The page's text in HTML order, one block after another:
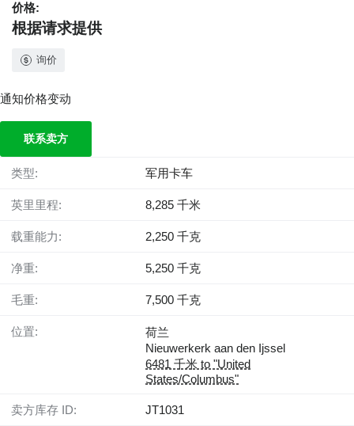
价格:
根据请求提供
询价
通知价格变动
联系卖方
类型: 军用卡车
英里里程: 8,285 千米
载重能力: 2,250 千克
净重: 5,250 千克
毛重: 7,500 千克
位置:
荷兰
Nieuwerkerk aan den Ijssel
6481 千米 to "United
States/Columbus"
卖方库存 ID: JT1031